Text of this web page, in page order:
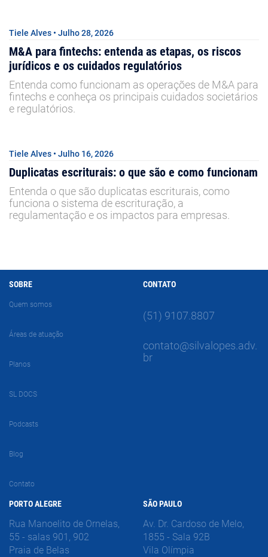
Tiele Alves • Julho 28, 2026
M&A para fintechs: entenda as etapas, os riscos
jurídicos e os cuidados regulatórios
Entenda como funcionam as operações de M&A para
fintechs e conheça os principais cuidados societários
e regulatórios.
Tiele Alves • Julho 16, 2026
Duplicatas escriturais: o que são e como funcionam
Entenda o que são duplicatas escriturais, como
funciona o sistema de escrituração, a
regulamentação e os impactos para empresas.
SOBRE
Quem somos
Áreas de atuação
Planos
SL DOCS
Podcasts
Blog
Contato
CONTATO
(51) 9107.8807
contato@silvalopes.adv.
br
PORTO ALEGRE
Rua Manoelito de Ornelas,
55 - salas 901, 902
Praia de Belas
SÃO PAULO
Av. Dr. Cardoso de Melo,
1855 - Sala 92B
Vila Olímpia